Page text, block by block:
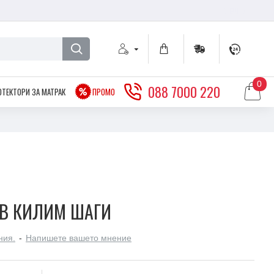
ЗА МАТРАК ПРОМО 088 7000 220 0
КИЛИМ ШАГИ
- Напишете вашето мнение